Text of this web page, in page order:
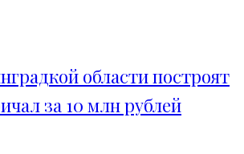
области построят
за 10 млн рублей